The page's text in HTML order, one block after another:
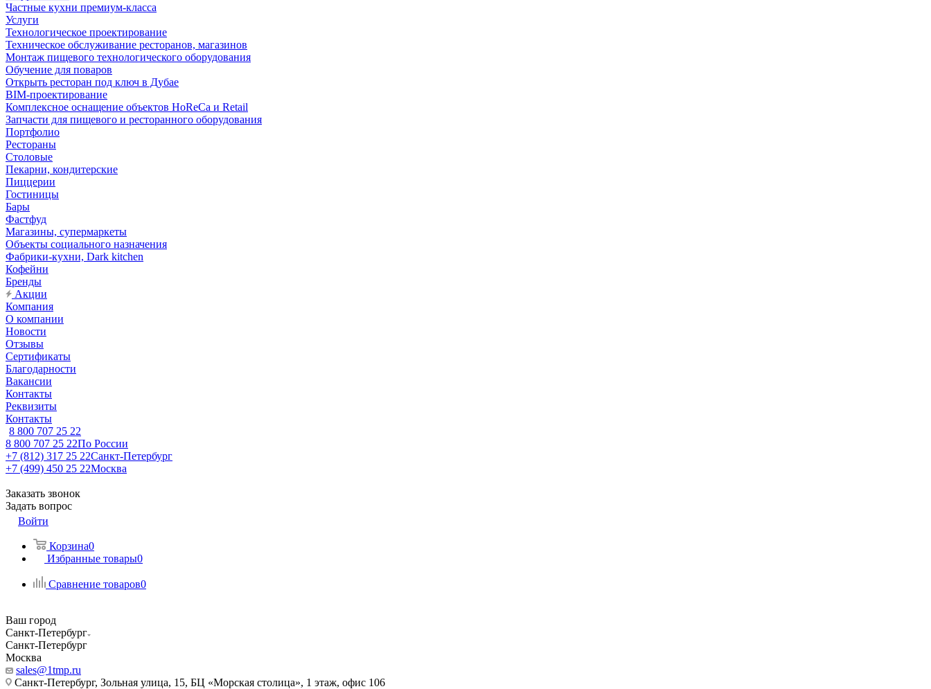
Частные кухни премиум-класса
Услуги
Технологическое проектирование
Техническое обслуживание ресторанов, магазинов
Монтаж пищевого технологического оборудования
Обучение для поваров
Открыть ресторан под ключ в Дубае
BIM-проектирование
Комплексное оснащение объектов HoReCa и Retail
Запчасти для пищевого и ресторанного оборудования
Портфолио
Рестораны
Столовые
Пекарни, кондитерские
Пиццерии
Гостиницы
Бары
Фастфуд
Магазины, супермаркеты
Объекты социального назначения
Фабрики-кухни, Dark kitchen
Кофейни
Бренды
Акции
Компания
О компании
Новости
Отзывы
Сертификаты
Благодарности
Вакансии
Контакты
Реквизиты
Контакты
8 800 707 25 22
8 800 707 25 22По России
+7 (812) 317 25 22Санкт-Петербург
+7 (499) 450 25 22Москва
Заказать звонок
Задать вопрос
Войти
Корзина0
Избранные товары0
Сравнение товаров0
Ваш город
Санкт-Петербург
Санкт-Петербург
Москва
sales@1tmp.ru
Санкт-Петербург, Зольная улица, 15, БЦ «Морская столица», 1 этаж, офис 106